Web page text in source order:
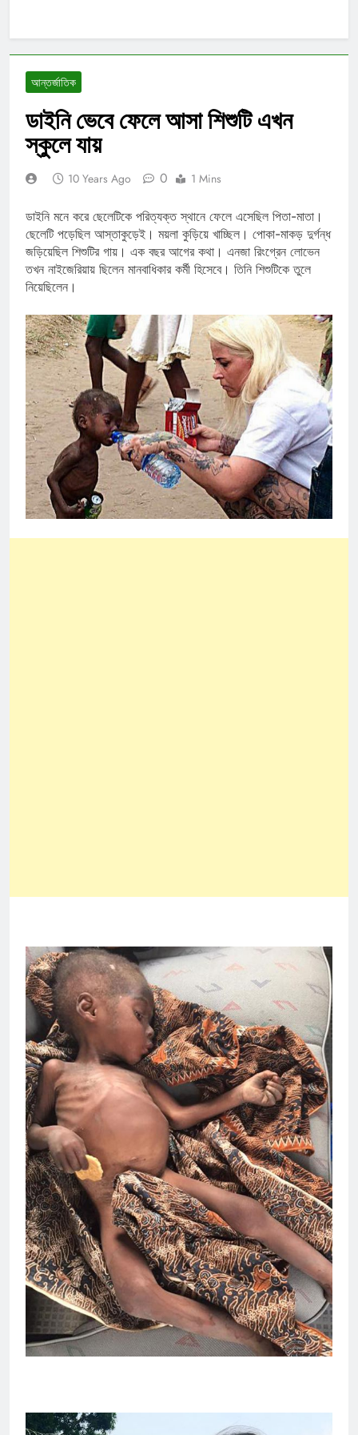
আন্তর্জাতিক
ডাইনি ভেবে ফেলে আসা শিশুটি এখন
স্কুলে যায়
10 Years Ago 0 1 Mins
ডাইনি মনে করে ছেলেটিকে পরিত্যক্ত স্থানে ফেলে এসেছিল পিতা-মাতা।
ছেলেটি পড়েছিল আস্তাকুড়েই। ময়লা কুড়িয়ে খাচ্ছিল। পোকা-মাকড় দুর্গন্ধ
জড়িয়েছিল শিশুটির গায়। এক বছর আগের কথা। এনজা রিংগ্রেন লোভেন
তখন নাইজেরিয়ায় ছিলেন মানবাধিকার কর্মী হিসেবে। তিনি শিশুটিকে তুলে
নিয়েছিলেন।